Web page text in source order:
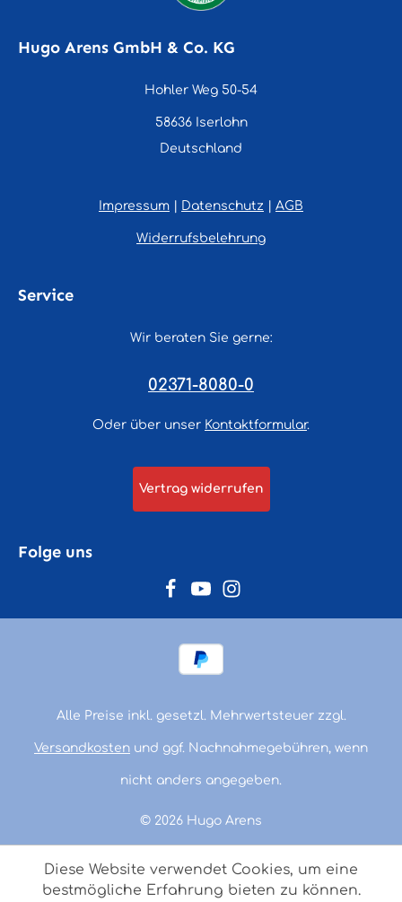
Hugo Arens GmbH & Co. KG
Hohler Weg 50-54
58636 Iserlohn
Deutschland
Impressum Datenschutz AGB
Widerrufsbelehrung
Service
Wir beraten Sie gerne:
02371-8080-0
Oder über unser Kontaktformular.
Vertrag widerrufen
Folge uns
© 2026 Hugo Arens
Alle Preise inkl. gesetzl. Mehrwertsteuer zzgl.
Versandkosten und ggf. Nachnahmegebühren, wenn
nicht anders angegeben.
Diese Website verwendet Cookies, um eine
bestmögliche Erfahrung bieten zu können.